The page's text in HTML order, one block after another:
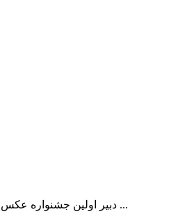
دبیر اولین جشنواره عکس معدن مهلت ثبت نام و ارسال عکس را پایان روز 15 دیماه 1402 اعلام کرد و ...